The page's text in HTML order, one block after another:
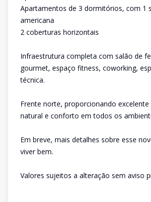
Apartamentos de 3 dormitórios, com 1
americana
2 coberturas horizontais
Infraestrutura completa com salão de
gourmet, espaço fitness, coworking,
técnica.
Frente norte, proporcionando excelente
natural e conforto em todos os
Em breve, mais detalhes sobre esse
viver bem.
Valores sujeitos a alteração sem aviso